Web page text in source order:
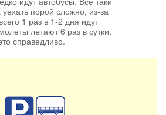
порой сложно, из-за
1 раз в 1-2 дня идут
летают 6 раз в сутки,
справедливо.